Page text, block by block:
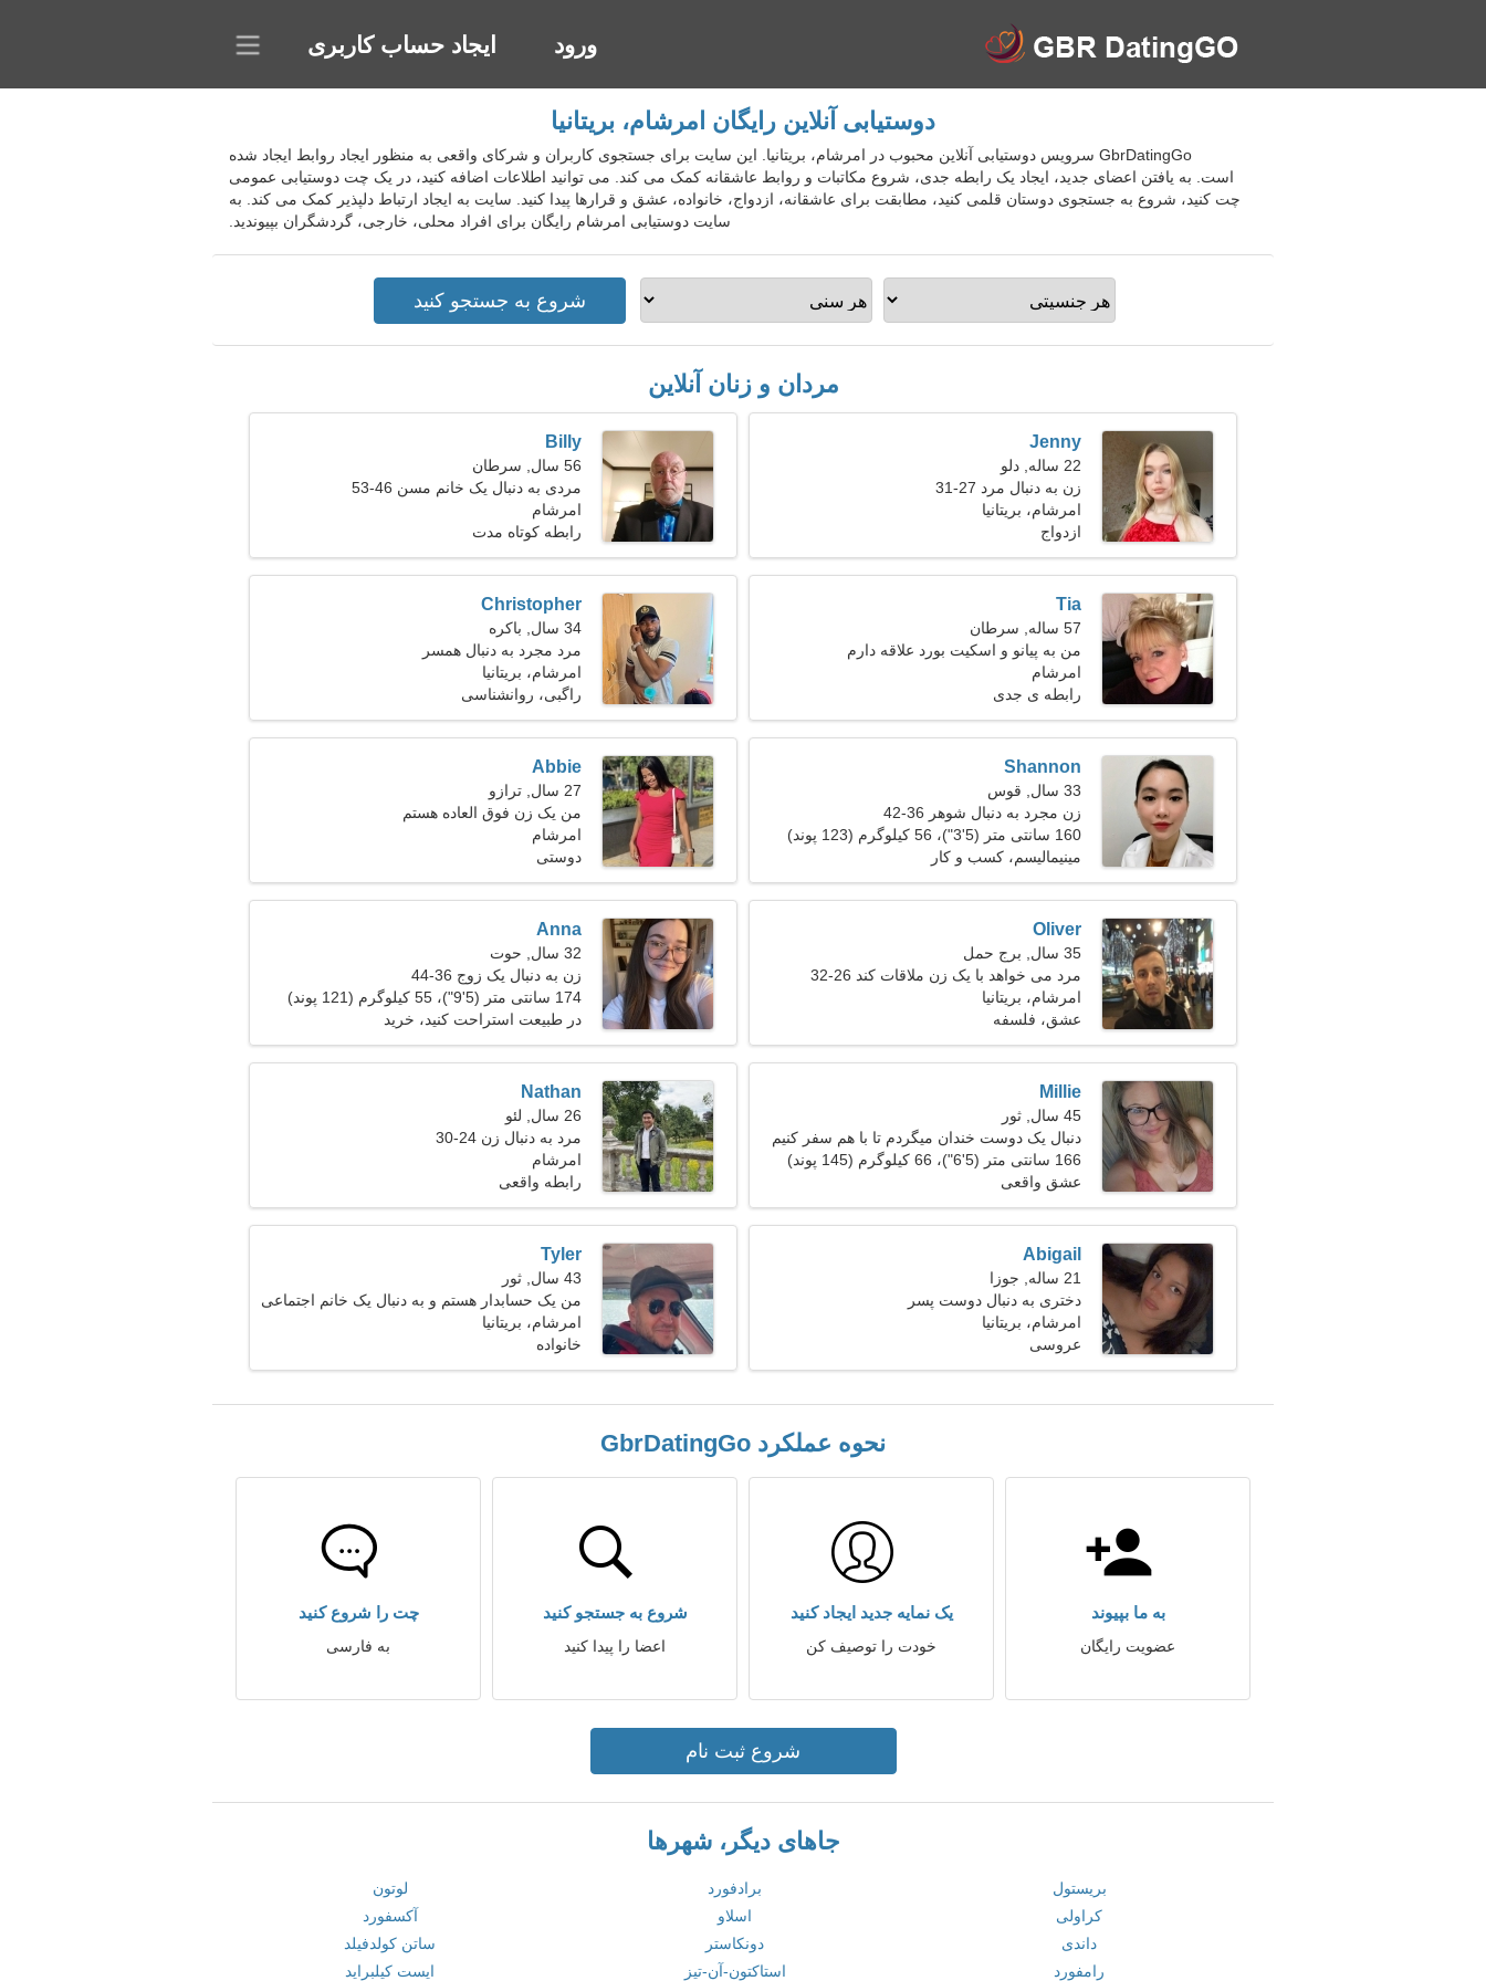
ورود ایجاد حساب کاربری
دوستیابی آنلاین رایگان امرشام، بریتانیا
GbrDatingGo سرویس دوستیابی آنلاین محبوب در امرشام، بریتانیا. این سایت برای جستجوی کاربران و شرکای واقعی به منظور ایجاد روابط ایجاد شده
است. به یافتن اعضای جدید، ایجاد یک رابطه جدی، شروع مکاتبات و روابط عاشقانه کمک می کند. می توانید اطلاعات اضافه کنید، در یک چت دوستیابی عمومی
چت کنید، شروع به جستجوی دوستان قلمی کنید، مطابقت برای عاشقانه، ازدواج، خانواده، عشق و قرارها پیدا کنید. سایت به ایجاد ارتباط دلپذیر کمک می کند. به
سایت دوستیابی امرشام رایگان برای افراد محلی، خارجی، گردشگران بپیوندید.
مردان و زنان آنلاین
Jenny
22 ساله, دلو
زن به دنبال مرد 27-31
امرشام، بریتانیا
ازدواج
Billy
56 سال, سرطان
مردی به دنبال یک خانم مسن 46-53
امرشام
رابطه کوتاه مدت
Tia
57 ساله, سرطان
من به پیانو و اسکیت بورد علاقه دارم
امرشام
رابطه ی جدی
Christopher
34 سال, باکره
مرد مجرد به دنبال همسر
امرشام، بریتانیا
راگبی، روانشناسی
Shannon
33 سال, قوس
زن مجرد به دنبال شوهر 36-42
160 سانتی متر (5'3")، 56 کیلوگرم (123 پوند)
مینیمالیسم، کسب و کار
Abbie
27 سال, ترازو
من یک زن فوق العاده هستم
امرشام
دوستی
Oliver
35 سال, برج حمل
مرد می خواهد با یک زن ملاقات کند 26-32
امرشام، بریتانیا
عشق، فلسفه
Anna
32 سال, حوت
زن به دنبال یک زوج 36-44
174 سانتی متر (5'9")، 55 کیلوگرم (121 پوند)
در طبیعت استراحت کنید، خرید
Millie
45 سال, ثور
دنبال یک دوست خندان میگردم تا با هم سفر کنیم
166 سانتی متر (5'6")، 66 کیلوگرم (145 پوند)
عشق واقعی
Nathan
26 سال, لئو
مرد به دنبال زن 24-30
امرشام
رابطه واقعی
Abigail
21 ساله, جوزا
دختری به دنبال دوست پسر
امرشام، بریتانیا
عروسی
Tyler
43 سال, ثور
من یک حسابدار هستم و به دنبال یک خانم اجتماعی
هستم
امرشام، بریتانیا
خانواده
نحوه عملکرد GbrDatingGo
به ما بپیوند
عضویت رایگان
یک نمایه جدید ایجاد کنید
خودت را توصیف کن
شروع به جستجو کنید
اعضا را پیدا کنید
چت را شروع کنید
به فارسی
شروع ثبت نام
جاهای دیگر، شهرها
بریستول برادفورد
لوتون
کراولی
اسلاو
آکسفورد
داندی
دونکاستر
ساتن کولدفیلد
رامفورد
استاکتون-آن-تیز ایست کیلبراید